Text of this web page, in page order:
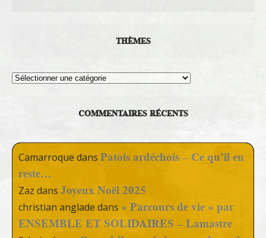
THÈMES
Thèmes
COMMENTAIRES RÉCENTS
Camarroque dans Patois ardéchois – Ce qu’il en
reste…
Zaz dans Joyeux Noël 2025
christian anglade dans « Parcours de vie » par
ENSEMBLE ET SOLIDAIRES – Lamastre